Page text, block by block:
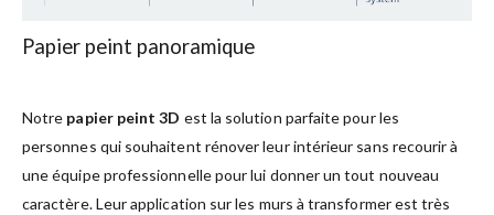
Papier peint panoramique
Notre papier peint 3D est la solution parfaite pour les
personnes qui souhaitent rénover leur intérieur sans recourir à
une équipe professionnelle pour lui donner un tout nouveau
caractère. Leur application sur les murs à transformer est très